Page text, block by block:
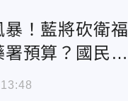
暴！藍將砍衛福
署預算？國民黨